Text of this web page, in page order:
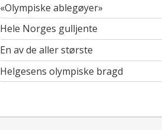
«Olympiske ablegøyer»
Hele Norges gulljente
En av de aller største
Helgesens olympiske bragd